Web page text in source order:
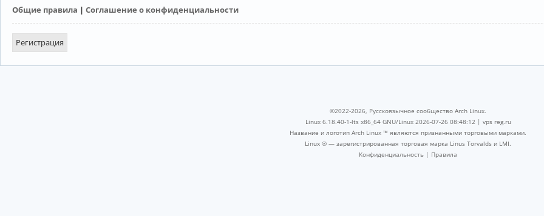
Общие правила | Соглашение о конфиденциальности
Регистрация
©2022-2026, Русскоязычное сообщество Arch Linux.
Linux 6.18.40-1-lts x86_64 GNU/Linux 2026-07-26 08:48:12 | vps reg.ru
Название и логотип Arch Linux ™ являются признанными торговыми марками.
Linux ® — зарегистрированная торговая марка Linus Torvalds и LMI.
Конфиденциальность | Правила